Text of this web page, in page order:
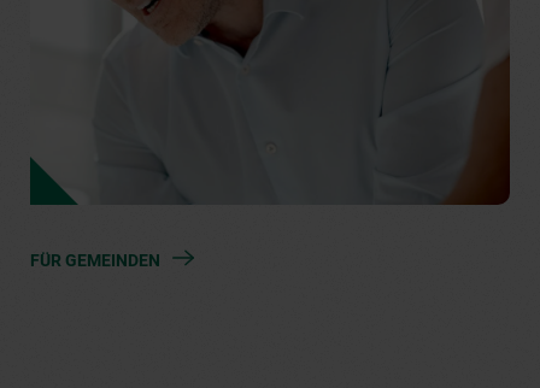
FÜR GEMEINDEN